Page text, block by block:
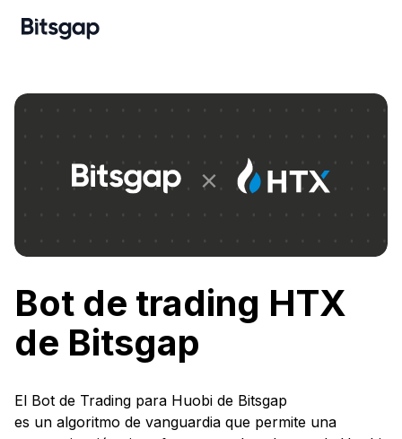
Bot de trading HTX
de Bitsgap
El Bot de Trading para Huobi de Bitsgap
es un algoritmo de vanguardia que permite una